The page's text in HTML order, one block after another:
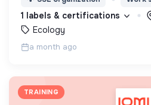
environnementale - climat,
1 labels & certifications
Ecology
a month ago
TRAINING